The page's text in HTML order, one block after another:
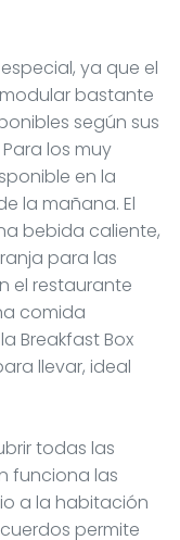
ya que el
bastante
según sus
los muy
en la
la mañana. El
bebida caliente,
para las
el restaurante
comida
Breakfast Box
llevar, ideal
todas las
funciona las
a la habitación
permite